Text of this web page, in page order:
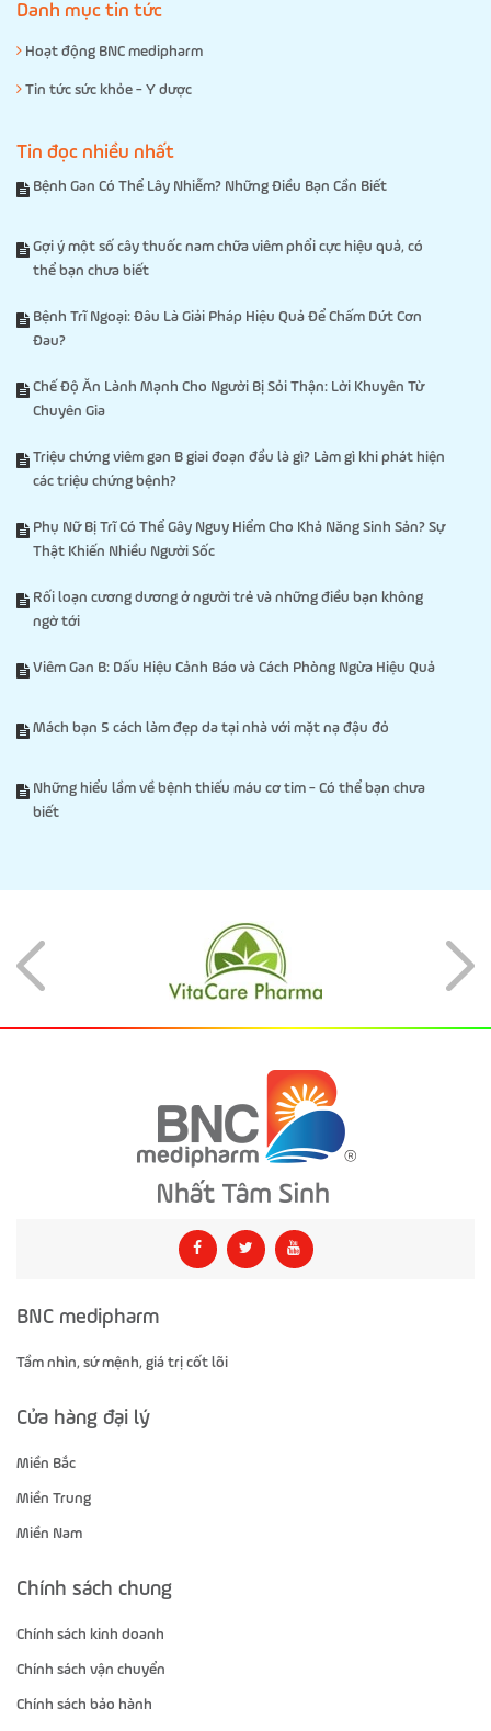
Danh mục tin tức
Hoạt động BNC medipharm
Tin tức sức khỏe - Y dược
Tin đọc nhiều nhất
Bệnh Gan Có Thể Lây Nhiễm? Những Điều Bạn Cần Biết
Gợi ý một số cây thuốc nam chữa viêm phổi cực hiệu quả, có
thể bạn chưa biết
Bệnh Trĩ Ngoại: Đâu Là Giải Pháp Hiệu Quả Để Chấm Dứt Cơn
Đau?
Chế Độ Ăn Lành Mạnh Cho Người Bị Sỏi Thận: Lời Khuyên Từ
Chuyên Gia
Triệu chứng viêm gan B giai đoạn đầu là gì? Làm gì khi phát hiện
các triệu chứng bệnh?
Phụ Nữ Bị Trĩ Có Thể Gây Nguy Hiểm Cho Khả Năng Sinh Sản? Sự
Thật Khiến Nhiều Người Sốc
Rối loạn cương dương ở người trẻ và những điều bạn không
ngờ tới
Viêm Gan B: Dấu Hiệu Cảnh Báo và Cách Phòng Ngừa Hiệu Quả
Mách bạn 5 cách làm đẹp da tại nhà với mặt nạ đậu đỏ
Những hiểu lầm về bệnh thiếu máu cơ tim - Có thể bạn chưa
biết
BNC medipharm
Tầm nhìn, sứ mệnh, giá trị cốt lõi
Cửa hàng đại lý
Miền Bắc
Miền Trung
Miền Nam
Chính sách chung
Chính sách kinh doanh
Chính sách vận chuyển
Chính sách bảo hành